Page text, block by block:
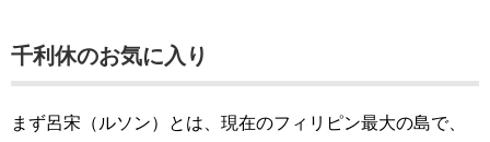
千利休のお気に入り
まず呂宋（ルソン）とは、現在のフィリピン最大の島で、